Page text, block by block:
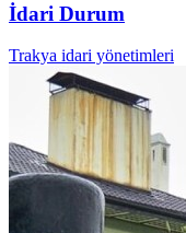
İdari Durum
Trakya idari yönetimleri